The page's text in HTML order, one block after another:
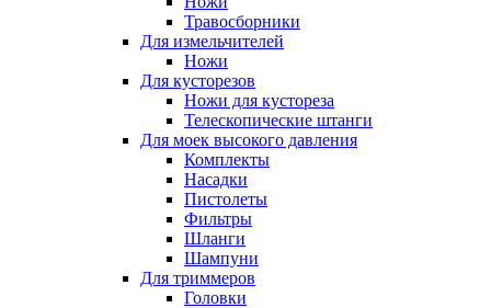
Травосборники
Для измельчителей
Ножи
Для кусторезов
Ножи для кустореза
Телескопические штанги
Для моек высокого давления
Комплекты
Насадки
Пистолеты
Фильтры
Шланги
Шампуни
Для триммеров
Головки